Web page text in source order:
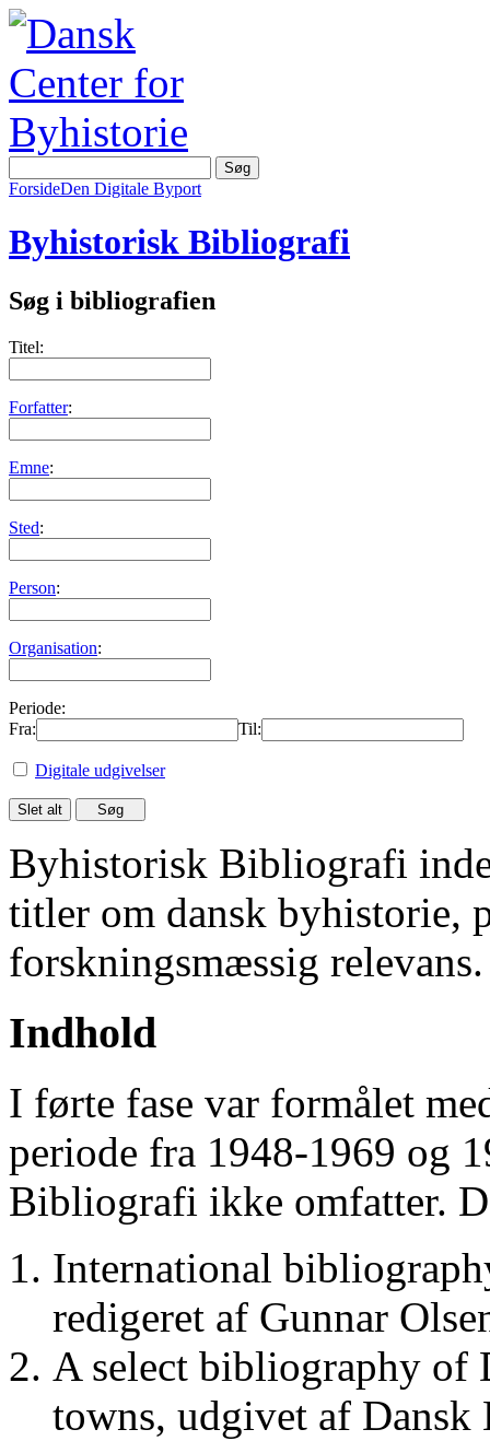
ForsideDen Digitale Byport
Byhistorisk Bibliografi
Søg i bibliografien
Titel:
Forfatter:
Emne:
Sted:
Person:
Organisation:
Periode:
Fra:
Til:
Digitale udgivelser
Byhistorisk Bibliografi
titler om dansk byhistorie,
forskningsmæssig relevans.
Indhold
I førte fase var formålet
periode fra 1948-1969 og
Bibliografi ikke omfatter.
International
redigeret af Gunnar
A select bibliography of
towns, udgivet af